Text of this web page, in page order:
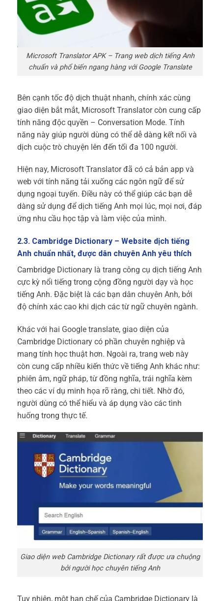
Microsoft Translator APK – Trang web dịch tiếng Anh
chuẩn và phổ biến ngang hàng với Google Translate
Bên cạnh tốc độ dịch thuật nhanh, chính xác cùng
giao diện bắt mắt, Microsoft Translator còn cung cấp
tính năng độc quyền – Conversation Mode. Tính
năng này giúp người dùng có thể dễ dàng kết nối và
dịch cuộc trò chuyện lên đến tối đa 100 người.
Hiện nay, Microsoft Translator đã có cả bản app và
web với tính năng tải xuống các ngôn ngữ để sử
dụng ngoại tuyến. Điều này có thể giúp các bạn dễ
dàng sử dụng để dịch tiếng Anh mọi lúc, mọi nơi, đáp
ứng nhu cầu học tập và làm việc của mình.
2.3. Cambridge Dictionary – Website dịch tiếng
Anh chuẩn nhất, được dân chuyên Anh yêu thích
Cambridge Dictionary là trang công cụ dịch tiếng Anh
cực kỳ nổi tiếng trong cộng đồng người dạy và học
tiếng Anh. Đặc biệt là các bạn dân chuyên Anh, bởi
độ chính xác cao khi dịch các từ ngữ chuyên ngành.
Khác với hai Google translate, giao diện của
Cambridge Dictionary có phần chuyên nghiệp và
mang tính học thuật hơn. Ngoài ra, trang web này
còn cung cấp nhiều kiến thức về tiếng Anh khác như:
phiên âm, ngữ pháp, từ đồng nghĩa, trái nghĩa kèm
theo các ví dụ minh họa rõ ràng, chi tiết. Nhờ đó,
người dùng có thể hiểu và áp dụng vào các tình
huống trong thực tế.
Giao diện web Cambridge Dictionary rất được ưa chuộng
bởi người học chuyên tiếng Anh
Tuy nhiên, một hạn chế của Cambridge Dictionary là